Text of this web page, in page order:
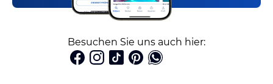
Besuchen Sie uns auch hier: